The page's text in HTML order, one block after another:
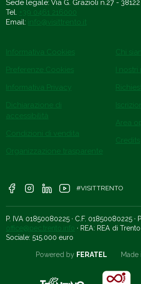
Sede legale: Via G. Grazioli n.27 -
Tel. +39 0461 216000
Email: info@visittrento.it
Informativa Cookies
Preferenze Cookies
Informativa Privacy
Dichiarazione di
accessibilità
Condizioni di vendita
Organizzazione trasparente
Chi
I
Area
Credits
#VISITTRENTO
P. IVA 01850080225 · C.F. 01850080225 ·
office@pec.trento.info · REA: REA di
Sociale: 515.000 euro
Powered by FERATEL Made